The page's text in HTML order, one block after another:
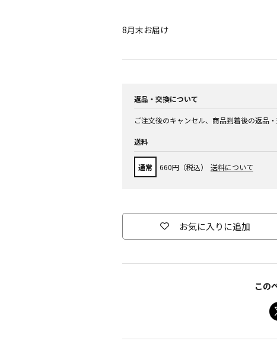
8月末お届け
返品・交換について
ご注文後のキャンセル、商品到着後の返品
送料
通常 660円（税込） 送料について
お気に入りに追加
この